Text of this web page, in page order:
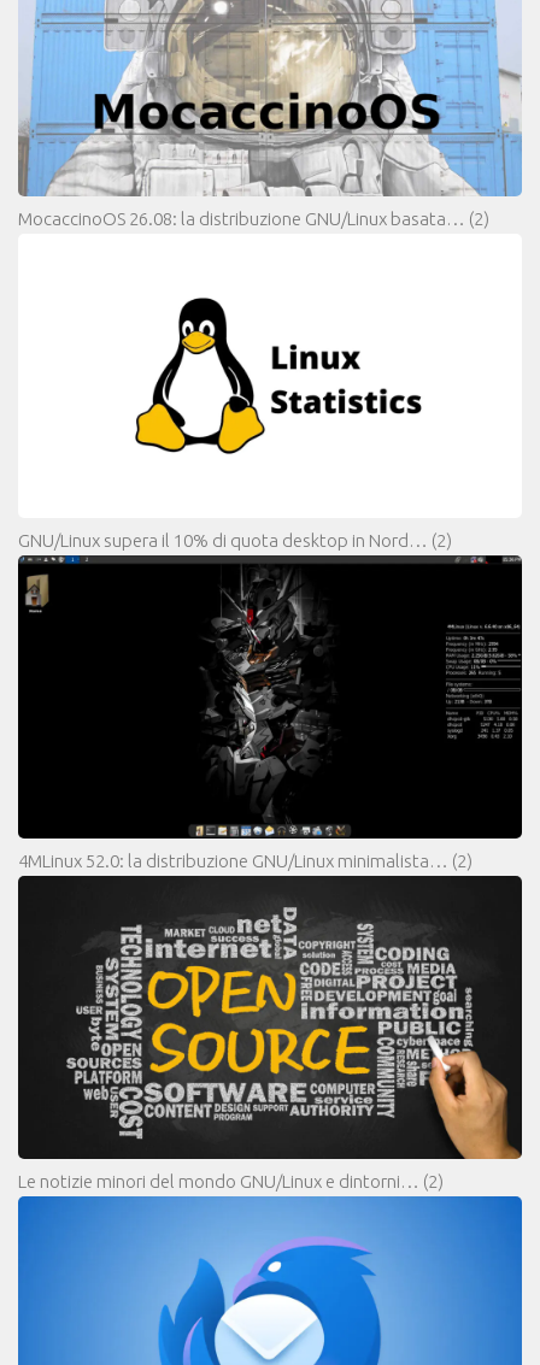
MocaccinoOS 26.08: la distribuzione GNU/Linux basata… (2)
GNU/Linux supera il 10% di quota desktop in Nord… (2)
4MLinux 52.0: la distribuzione GNU/Linux minimalista… (2)
Le notizie minori del mondo GNU/Linux e dintorni… (2)